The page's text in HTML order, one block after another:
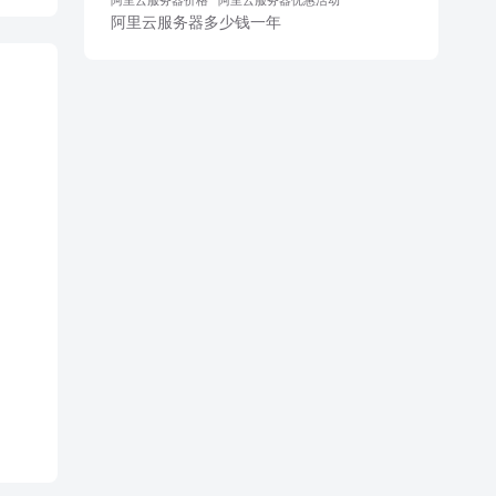
阿里云服务器多少钱一年